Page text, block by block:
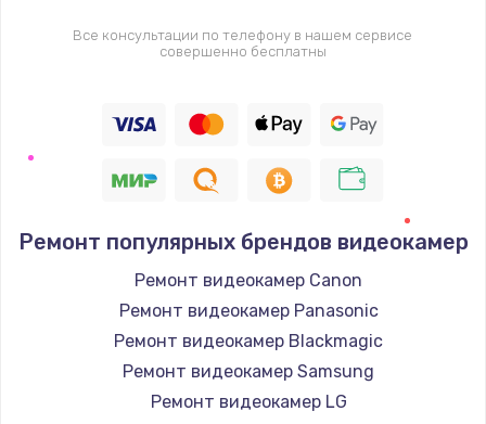
от 1060 руб.
Восстановление данных
Заказать
Настройка ОС
от 1090 руб.
Заказать
Настройка BIOS
от 930 руб.
Все консультации по телефону в нашем сервисе
совершенно бесплатны
Ремонт популярных брендов видеокамер
Ремонт видеокамер Canon
Ремонт видеокамер Panasonic
Ремонт видеокамер Blackmagic
Ремонт видеокамер Samsung
Ремонт видеокамер LG